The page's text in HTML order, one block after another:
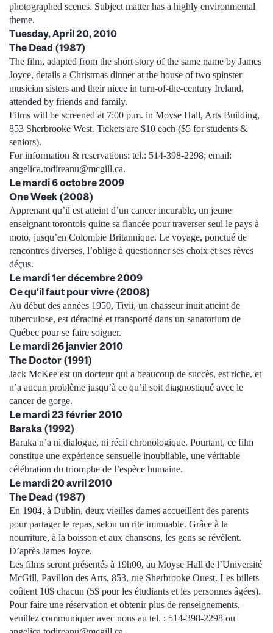
photographed scenes. Subject matter has a highly environmental
theme.
Tuesday, April 20, 2010
The Dead (1987)
The film, adapted from the short story of the same name by James
Joyce, details a Christmas dinner at the house of two spinster
musician sisters and their niece in turn-of-the-century Ireland,
attended by friends and family.
Films will be screened at 7:00 p.m. in Moyse Hall, Arts Building,
853 Sherbrooke West. Tickets are $10 each ($5 for students &
seniors).
For information & reservations: tel.: 514-398-2298; email:
angelica.todireanu@mcgill.ca.
Le mardi 6 octobre 2009
One Week (2008)
Apprenant qu’il est atteint d’un cancer incurable, un jeune
enseignant torontois quitte sa fiancée pour traverser seul le pays à
moto, jusqu’en Colombie Britannique. Le voyage, ponctué de
rencontres diverses, l’oblige à questionner ses choix et ses rêves
déçus.
Le mardi 1er décembre 2009
Ce qu’il faut pour vivre (2008)
Au début des années 1950, Tivii, un chasseur inuit atteint de
tuberculose, est déraciné et transporté dans un sanatorium de
Québec pour se faire soigner.
Le mardi 26 janvier 2010
The Doctor (1991)
Jack McKee est un docteur qui a beaucoup de succès, est riche, et
n’a aucun problème jusqu’à ce qu’il soit diagnostiqué avec le
cancer de gorge.
Le mardi 23 février 2010
Baraka (1992)
Baraka n’a ni dialogue, ni récit chronologique. Pourtant, ce film
constitue une expérience sensuelle inoubliable, une véritable
célébration du triomphe de l’espèce humaine.
Le mardi 20 avril 2010
The Dead (1987)
En 1904, à Dublin, deux vieilles dames accueillent des parents
pour partager le repas, selon un rite immuable. Grâce à la
nourriture, à la boisson et aux chansons, les gens se révèlent.
D’après James Joyce.
Les films seront présentés à 19h00, au Moyse Hall de l’Université
McGill, Pavillon des Arts, 853, rue Sherbrooke Ouest. Les billets
coûtent 10$ chacun (5$ pour les étudiants et les personnes âgées).
Pour faire une réservation et obtenir plus de renseignements,
veuillez communiquer avec nous au tel. : 514-398-2298 ou